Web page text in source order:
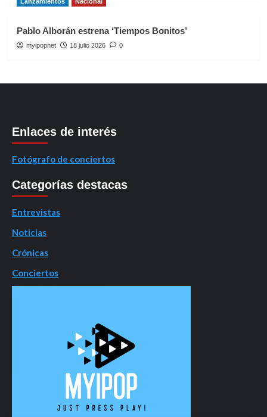
Pablo Alborán estrena ‘Tiempos Bonitos’
myipopnet 18 julio 2026 0
Enlaces de interés
Fotógrafo de conciertos
Categorías destacas
Entrevistas
Noticias
Crónicas
Conciertos